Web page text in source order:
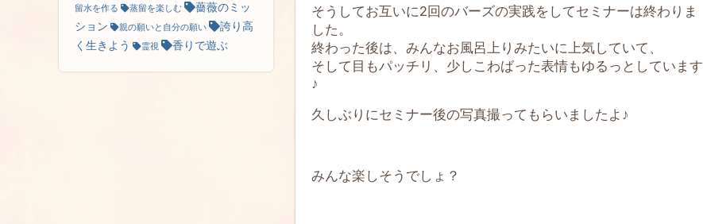
そうしてお互いに2回のバーズの実践をしてセミナーは終わりま
した。
終わった後は、みんなお風呂上りみたいに上気していて、
そして目もパッチリ、少しこわばった表情もゆるっとしています
♪
久しぶりにセミナー後の写真撮ってもらいましたよ♪
みんな楽しそうでしょ？
留水を作る
蒸留を楽しむ
薔薇のミッ
ション
親の願いと自分の願い
誇り高
く生きよう
霊視 香りで遊ぶ